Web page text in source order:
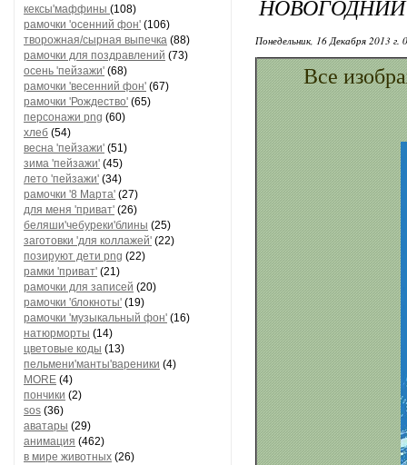
кексы'маффины (108)
рамочки 'осенний фон' (106)
творожная/сырная выпечка (88)
рамочки для поздравлений (73)
осень 'пейзажи' (68)
рамочки 'весенний фон' (67)
рамочки 'Рождество' (65)
персонажи png (60)
хлеб (54)
весна 'пейзажи' (51)
зима 'пейзажи' (45)
лето 'пейзажи' (34)
рамочки '8 Марта' (27)
для меня 'приват' (26)
беляши'чебуреки'блины (25)
заготовки 'для коллажей' (22)
позируют дети png (22)
рамки 'приват' (21)
рамочки для записей (20)
рамочки 'блокноты' (19)
рамочки 'музыкальный фон' (16)
натюрморты (14)
цветовые коды (13)
пельмени'манты'вареники (4)
MORE (4)
пончики (2)
sos (36)
аватары (29)
анимация (462)
в мире животных (26)
Понедельник, 16 Декабря 2013 г.
Все